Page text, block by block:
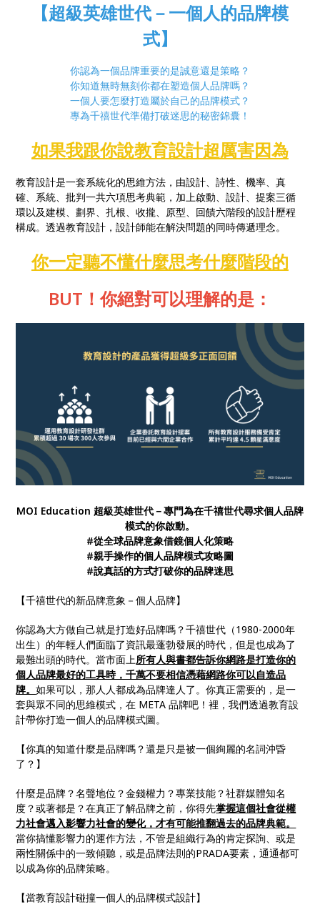
【超級英雄世代－一個人的品牌模
式】
你認為一個品牌重要的是誠意還是策略？
你知道無時無刻你都在塑造個人品牌嗎？
一個人要怎麼打造屬於自己的品牌模式？
專為千禧世代準備打破迷思的秘密錦囊！
如果我跟你說教育設計超厲害因為
教育設計是一套系統化的思維方法，由設計、詩性、機率、真
確、系統、批判一共六項思考典範，加上啟動、設計、提案三循
環以及建模、劃界、扎根、收攏、原型、回饋六階段的設計歷程
構成。透過教育設計，設計師能在解決問題的同時傳遞理念。
你一定聽不懂什麼思考什麼階段的
BUT！你絕對可以理解的是：
MOI Education 超級英雄世代－專門為在千禧世代尋求個人品牌
模式的你啟動。
#從全球品牌意象借鏡個人化策略
#親手操作的個人品牌模式攻略圖
#說真話的方式打破你的品牌迷思
【千禧世代的新品牌意象－個人品牌】
你認為大方做自己就是打造好品牌嗎？千禧世代（1980-2000年
出生）的年輕人們面臨了資訊最蓬勃發展的時代，但是也成為了
最難出頭的時代。當市面上所有人與書都告訴你網路是打造你的
個人品牌最好的工具時，千萬不要相信憑藉網路你可以自造品
牌。如果可以，那人人都成為品牌達人了。你真正需要的，是一
套與眾不同的思維模式，在 META 品牌吧！裡，我們透過教育設
計帶你打造一個人的品牌模式圖。
【你真的知道什麼是品牌嗎？還是只是被一個絢麗的名詞沖昏
了？】
什麼是品牌？名聲地位？金錢權力？專業技能？社群媒體知名
度？或著都是？在真正了解品牌之前，你得先掌握這個社會從權
力社會邁入影響力社會的變化，才有可能推翻過去的品牌典範。
當你搞懂影響力的運作方法，不管是組織行為的肯定探詢、或是
兩性關係中的一致傾聽，或是品牌法則的PRADA要素，通通都可
以成為你的品牌策略。
【當教育設計碰撞一個人的品牌模式設計】